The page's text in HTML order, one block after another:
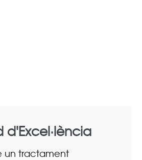
d'Excel·lència
un tractament